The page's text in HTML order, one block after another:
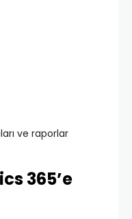
ve raporlar
365’e